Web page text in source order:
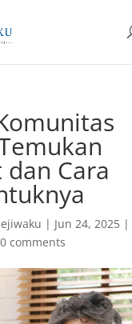
Cara
| Jun 24, 2025|
0 comments